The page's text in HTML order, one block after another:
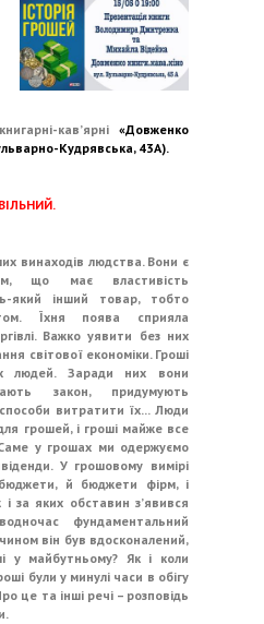
кав’ярні «Довженко
Кудрявська, 43А).
винаходів людства. Вони є
що має властивість
який інший товар, тобто
Їхня поява сприяла
Важко уявити без них
світової економіки. Гроші
людей. Заради них вони
закон, придумують
витратити їх... Люди
грошей, і гроші майже все
у грошах ми одержуємо
У грошовому вимірі
бюджети, й бюджети фірм, і
за яких обставин з’явився
фундаментальний
він був вдосконалений,
у майбутньому? Як і коли
були у минулі часи в обігу
це та інші речі – розповідь